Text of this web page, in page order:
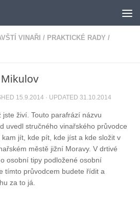
VINAŘI / PRAKTICKÉ RADY /
15.9.2014 · UPDATED 31.10.2014
živí. Touto parafrází názvu
uvedl stručného vinařského průvodce
jít, kde pít, kde jíst a kde složit v
městě jižní Moravy. V drtivé
osobní tipy podložené osobní
tímto průvodcem budete řídit a
za to já.